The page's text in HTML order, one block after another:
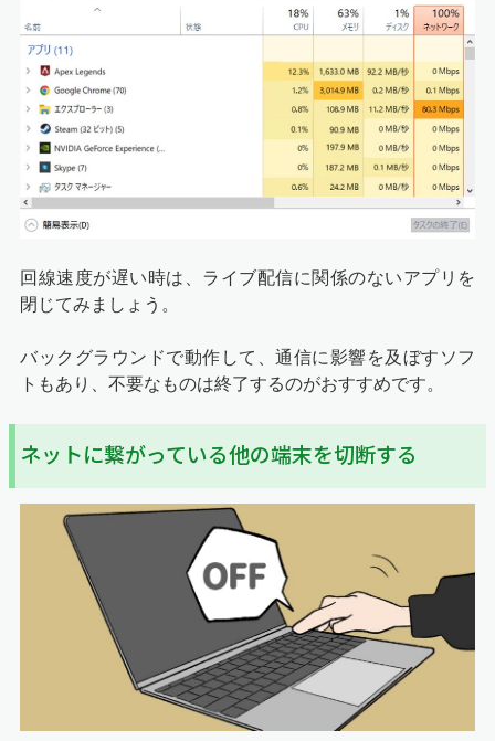
回線速度が遅い時は、ライブ配信に関係のないアプリを
閉じてみましょう。
バックグラウンドで動作して、通信に影響を及ぼすソフ
トもあり、不要なものは終了するのがおすすめです。
ネットに繋がっている他の端末を切断する